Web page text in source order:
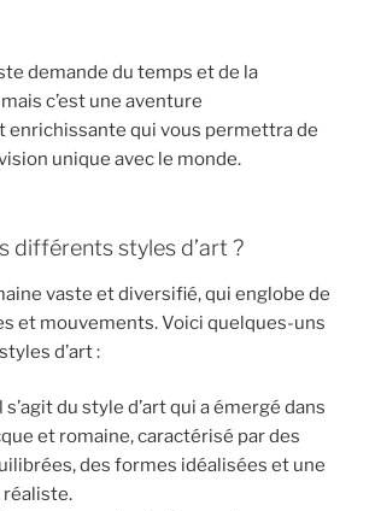
demande du temps et de la
c’est une aventure
enrichissante qui vous permettra de
unique avec le monde.
différents styles d’art ?
vaste et diversifié, qui englobe de
et mouvements. Voici quelques-uns
d’art :
du style d’art qui a émergé dans
et romaine, caractérisé par des
des formes idéalisées et une